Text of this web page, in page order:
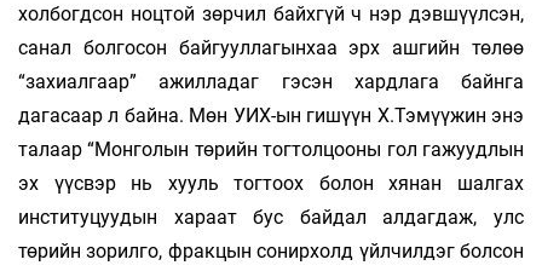
холбогдсон ноцтой зөрчил байхгүй ч нэр дэвшүүлсэн,
санал болгосон байгууллагынхаа эрх ашгийн төлөө
“захиалгаар” ажилладаг гэсэн хардлага байнга
дагасаар л байна. Мөн УИХ-ын гишүүн Х.Тэмүүжин энэ
талаар “Монголын төрийн тогтолцооны гол га­жуудлын
эх үүсвэр нь хууль тогтоох болон хянан шалгах
институцуудын хараат бус байдал алдагдаж, улс
төрийн зорилго, фракцын сонирхолд үйлчилдэг болсон